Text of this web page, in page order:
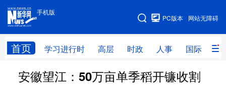
手机版
网站无障碍
PC版本
首页 学习进行时 高层 时政 人事 国际 财
手机版
网站地图
学习进行时 高层 时政 人事
安徽望江：50万亩单季稻开镰收割